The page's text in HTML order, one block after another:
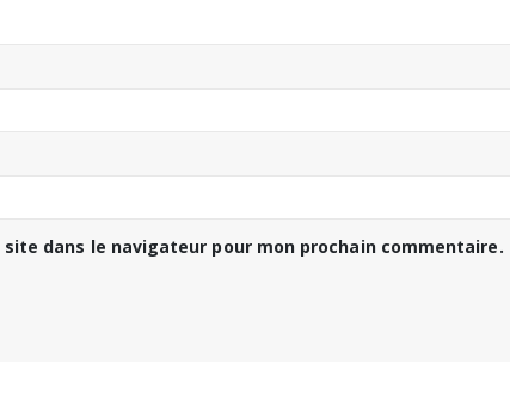
dans le navigateur pour mon prochain commentaire.